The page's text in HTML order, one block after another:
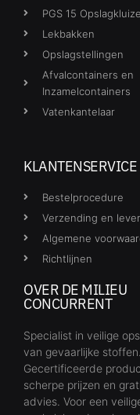
PGS 15
Lekbakken
Opslagstellingen
Afvalcontainers en
Inzamelcontainers
Vatenkantelaar
KLANTENSERVICE
Bestelprocedure
Verzending en
Algemene
Richtlijnen
OVER DE MILIEU
CONCURRENT
Specialist in veilige
van gevaarlijke stoffen.
Gecertificeerde
scherpe prijzen en
advies. Voor een